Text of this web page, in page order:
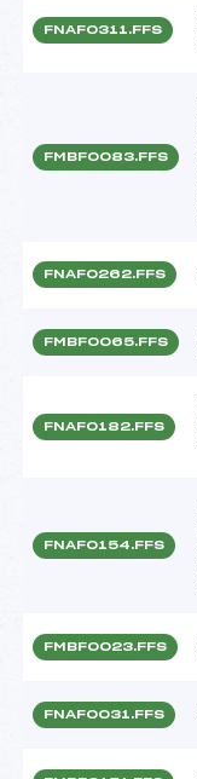
FNAF0311.FFS
FMBF0083.FFS
FNAF0262.FFS
FMBF0065.FFS
FNAF0182.FFS
FNAF0154.FFS
FMBF0023.FFS
FNAF0031.FFS